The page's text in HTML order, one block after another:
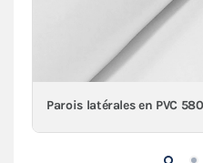
Parois latérales en PVC